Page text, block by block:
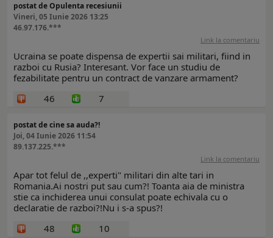
postat de Opulenta recesiunii
Vineri, 05 Iunie 2026 13:25
46.97.176.***
Link la comentariu
Ucraina se poate dispensa de expertii sai militari, fiind in
razboi cu Rusia? Interesant. Vor face un studiu de
fezabilitate pentru un contract de vanzare armament?
46
7
postat de cine sa auda?!
Joi, 04 Iunie 2026 11:54
89.137.225.***
Link la comentariu
Apar tot felul de ,,experti" militari din alte tari in
Romania.Ai nostri put sau cum?! Toanta aia de ministra
stie ca inchiderea unui consulat poate echivala cu o
declaratie de razboi?!Nu i s-a spus?!
48
10